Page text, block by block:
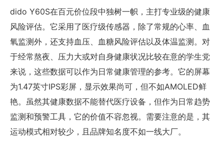
dido Y60S在百元价位段中独树一帜，主打专业级的健康
风险评估。它采用了医疗级传感器，除了常规的心率、血
氧监测外，还支持血压、血糖风险评估以及体温监测。对
于经常熬夜、压力大或对自身健康状况比较在意的学生党
来说，这些数据可以作为日常健康管理的参考。它的屏幕
为1.47英寸IPS彩屏，显示效果尚可，但不如AMOLED鲜
艳。虽然其健康数据不能替代医疗设备，但作为日常趋势
监测和预警工具，它的价值不容忽视。需要注意的是，其
运动模式相对较少，且品牌知名度不如一线大厂。